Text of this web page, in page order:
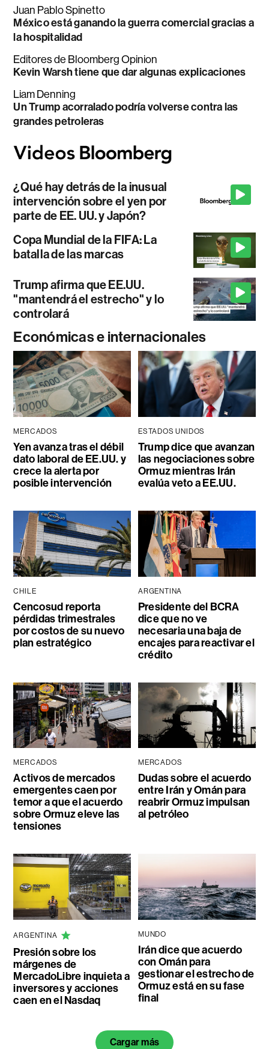
Juan Pablo Spinetto
México está ganando la guerra comercial gracias a
la hospitalidad
Editores de Bloomberg Opinion
Kevin Warsh tiene que dar algunas explicaciones
Liam Denning
Un Trump acorralado podría volverse contra las
grandes petroleras
¿Qué hay detrás de la inusual
intervención sobre el yen por
parte de EE. UU. y Japón?
Copa Mundial de la FIFA: La
batalla de las marcas
Trump afirma que EE.UU.
"mantendrá el estrecho" y lo
controlará
Económicas e internacionales
MERCADOS
Yen avanza tras el débil
dato laboral de EE.UU. y
crece la alerta por
posible intervención
ESTADOS UNIDOS
Trump dice que avanzan
las negociaciones sobre
Ormuz mientras Irán
evalúa veto a EE.UU.
CHILE
Cencosud reporta
pérdidas trimestrales
por costos de su nuevo
plan estratégico
ARGENTINA
Presidente del BCRA
dice que no ve
necesaria una baja de
encajes para reactivar el
crédito
MERCADOS
Activos de mercados
emergentes caen por
temor a que el acuerdo
sobre Ormuz eleve las
tensiones
MERCADOS
Dudas sobre el acuerdo
entre Irán y Omán para
reabrir Ormuz impulsan
al petróleo
ARGENTINA
Presión sobre los
márgenes de
MercadoLibre inquieta a
inversores y acciones
caen en el Nasdaq
MUNDO
Irán dice que acuerdo
con Omán para
gestionar el estrecho de
Ormuz está en su fase
final
Cargar más